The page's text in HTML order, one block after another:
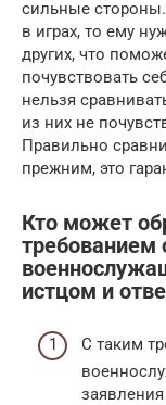
сильные
в играх, то ему
других, что
почувствовать
нельзя
из них не
Правильно
прежним, это
Кто может
требованием
истцом и
С таким